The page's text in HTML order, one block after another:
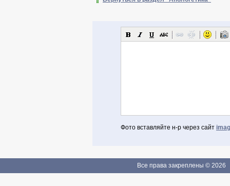
Фото вставляйте н-р через сайт
Если Вы зарегистрированы
Все права закреплены © 2026